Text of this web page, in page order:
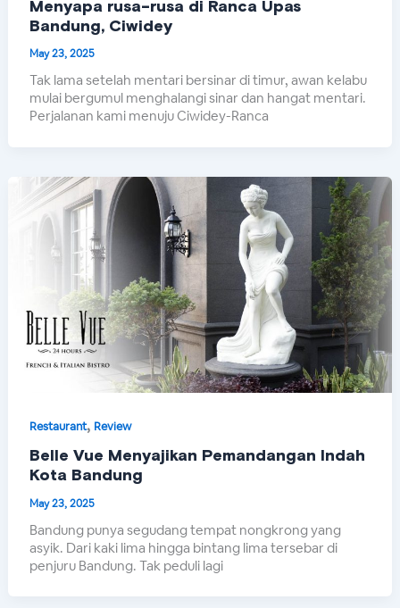
Menyapa rusa-rusa di Ranca Upas
Bandung, Ciwidey
May 23, 2025
Tak lama setelah mentari bersinar di timur, awan kelabu
mulai bergumul menghalangi sinar dan hangat mentari.
Perjalanan kami menuju Ciwidey-Ranca
Restaurant, Review
Belle Vue Menyajikan Pemandangan Indah
Kota Bandung
May 23, 2025
Bandung punya segudang tempat nongkrong yang
asyik. Dari kaki lima hingga bintang lima tersebar di
penjuru Bandung. Tak peduli lagi